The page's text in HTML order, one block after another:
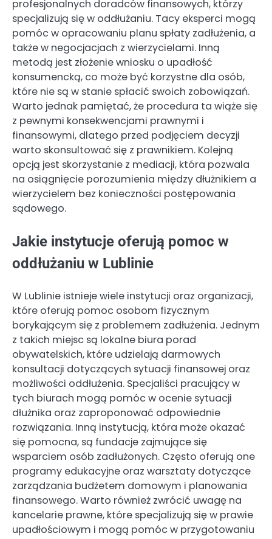
profesjonalnych doradców finansowych, którzy
specjalizują się w oddłużaniu. Tacy eksperci mogą
pomóc w opracowaniu planu spłaty zadłużenia, a
także w negocjacjach z wierzycielami. Inną
metodą jest złożenie wniosku o upadłość
konsumencką, co może być korzystne dla osób,
które nie są w stanie spłacić swoich zobowiązań.
Warto jednak pamiętać, że procedura ta wiąże się
z pewnymi konsekwencjami prawnymi i
finansowymi, dlatego przed podjęciem decyzji
warto skonsultować się z prawnikiem. Kolejną
opcją jest skorzystanie z mediacji, która pozwala
na osiągnięcie porozumienia między dłużnikiem a
wierzycielem bez konieczności postępowania
sądowego.
Jakie instytucje oferują pomoc w
oddłużaniu w Lublinie
W Lublinie istnieje wiele instytucji oraz organizacji,
które oferują pomoc osobom fizycznym
borykającym się z problemem zadłużenia. Jednym
z takich miejsc są lokalne biura porad
obywatelskich, które udzielają darmowych
konsultacji dotyczących sytuacji finansowej oraz
możliwości oddłużenia. Specjaliści pracujący w
tych biurach mogą pomóc w ocenie sytuacji
dłużnika oraz zaproponować odpowiednie
rozwiązania. Inną instytucją, która może okazać
się pomocna, są fundacje zajmujące się
wsparciem osób zadłużonych. Często oferują one
programy edukacyjne oraz warsztaty dotyczące
zarządzania budżetem domowym i planowania
finansowego. Warto również zwrócić uwagę na
kancelarie prawne, które specjalizują się w prawie
upadłościowym i mogą pomóc w przygotowaniu